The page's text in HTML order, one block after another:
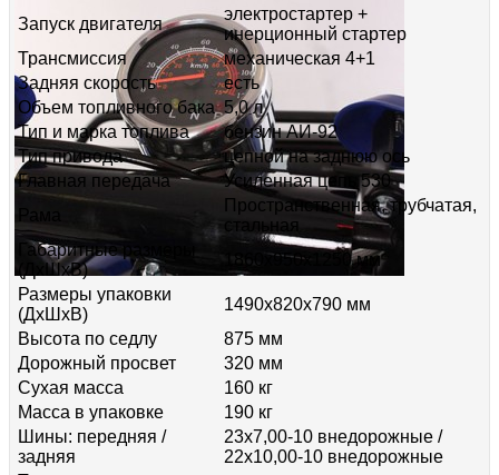
Запуск двигателя
электростартер +
инерционный стартер
Трансмиссия
механическая 4+1
Задняя скорость
есть
Объем топливного бака 5,0 л
Тип и марка топлива
бензин АИ-92
Тип привода
цепной на заднюю ось
Главная передача
Усиленная цепь 530
Пространственная, трубчатая,
стальная
Габаритные размеры
(ДхШхВ)
1860х950х1250 мм
Размеры упаковки
(ДхШхВ)
1490х820х790 мм
Высота по седлу
875 мм
Дорожный просвет
320 мм
Сухая масса
160 кг
Масса в упаковке
190 кг
Шины: передняя /
задняя
23х7,00-10 внедорожные /
22х10,00-10 внедорожные